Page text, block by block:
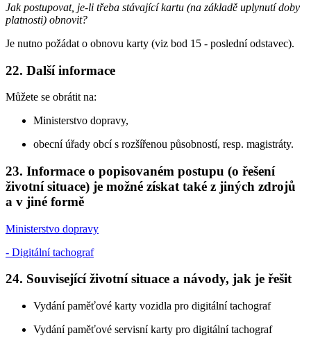
Jak postupovat, je-li třeba stávající kartu (na základě uplynutí doby
platnosti) obnovit?
Je nutno požádat o obnovu karty (viz bod 15 - poslední odstavec).
22. Další informace
Můžete se obrátit na:
Ministerstvo dopravy,
obecní úřady obcí s rozšířenou působností, resp. magistráty.
23. Informace o popisovaném postupu (o řešení
životní situace) je možné získat také z jiných zdrojů
a v jiné formě
Ministerstvo dopravy
- Digitální tachograf
24. Související životní situace a návody, jak je řešit
Vydání paměťové karty vozidla pro digitální tachograf
Vydání paměťové servisní karty pro digitální tachograf